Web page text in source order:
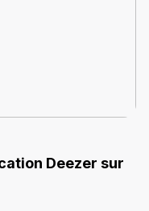
Deezer sur